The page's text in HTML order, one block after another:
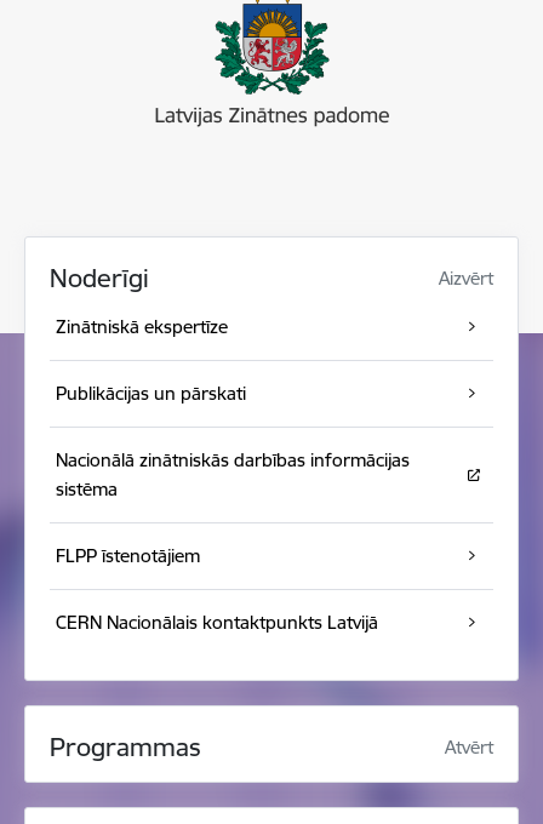
Noderīgi Aizvērt
Zinātniskā ekspertīze
Publikācijas un pārskati
Nacionālā zinātniskās darbības informācijas
sistēma
FLPP īstenotājiem
CERN Nacionālais kontaktpunkts Latvijā
Programmas Atvērt